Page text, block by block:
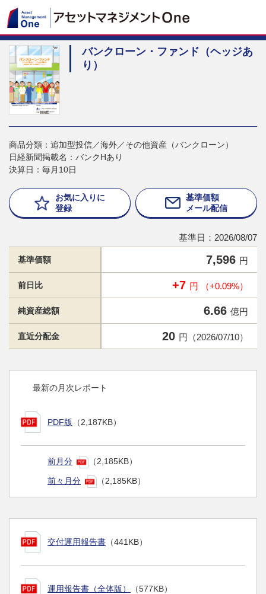
バンクローン・ファンド（ヘッジあ
り）
商品分類：追加型投信／海外／その他資産（バンクローン）
日経新聞掲載名：バンクHあり
決算日：毎月10日
お気に入りに
登録
基準価額
メール配信
基準日：2026/08/07
基準価額 7,596 円
前日比 +7 円 （+0.09%）
純資産総額 6.66 億円
直近分配金 20 円（2026/07/10）
最新の月次レポート
PDF版 （2,187KB）
前月分 （2,185KB）
前々月分 （2,185KB）
交付運用報告書 （441KB）
運用報告書（全体版） （577KB）